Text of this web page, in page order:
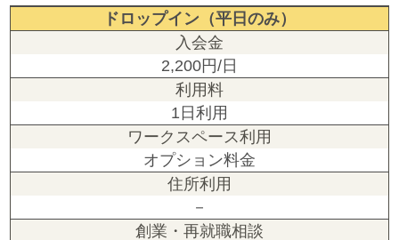
ドロップイン（平日のみ）
2,200円/日
1日利用
オプション料金
－